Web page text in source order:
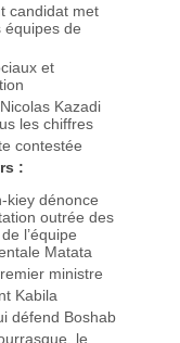
candidat met
équipes de
et
Kazadi
les chiffres
contestée
:
kiey dénonce
outrée des
l’équipe
Matata
ministre
Kabila
défend Boshab
le